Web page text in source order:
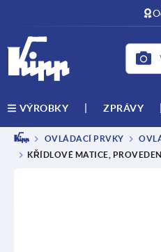
VÝROBKY ZPRÁVY
OVLÁDACÍ PRVKY
KŘÍDLOVÉ MATICE,